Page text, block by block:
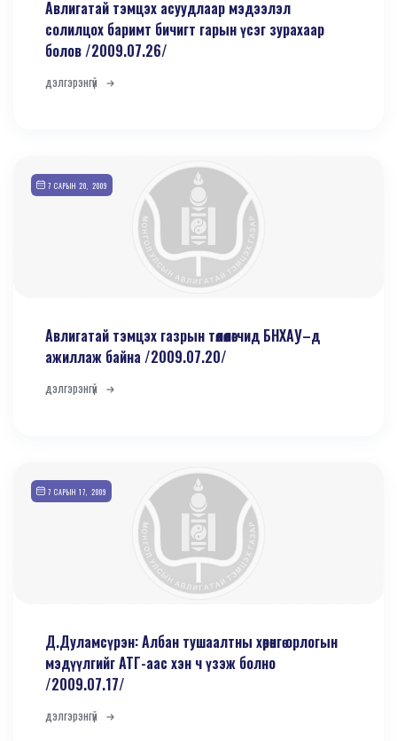
Авлигатай тэмцэх асуудлаар мэдээлэл
солилцох баримт бичигт гарын үсэг зурахаар
болов /2009.07.26/
дэлгэрэнгүй
7 САРЫН 20, 2009
Авлигатай тэмцэх газрын төлөөлөгчид БНХАУ–д
ажиллаж байна /2009.07.20/
дэлгэрэнгүй
7 САРЫН 17, 2009
Д.Дуламсүрэн: Албан тушаалтны хөрөнгө орлогын
мэдүүлгийг АТГ-аас хэн ч үзэж болно
/2009.07.17/
дэлгэрэнгүй